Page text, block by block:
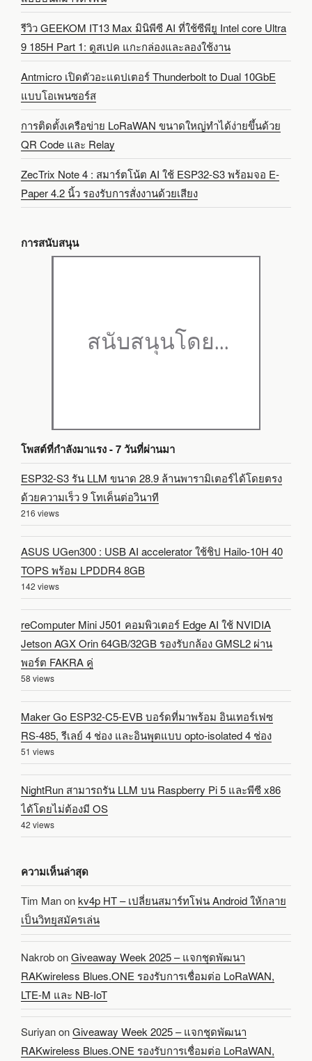
รีวิว GEEKOM IT13 Max มินิพีซี AI ที่ใช้ซีพียู Intel core Ultra
9 185H Part 1: ดูสเปค แกะกล่องและลองใช้งาน
Antmicro เปิดตัวอะแดปเตอร์ Thunderbolt to Dual 10GbE
แบบโอเพนซอร์ส
การติดตั้งเครือข่าย LoRaWAN ขนาดใหญ่ทำได้ง่ายขึ้นด้วย
QR Code และ Relay
ZecTrix Note 4 : สมาร์ตโน้ต AI ใช้ ESP32-S3 พร้อมจอ E-
Paper 4.2 นิ้ว รองรับการสั่งงานด้วยเสียง
การสนับสนุน
โพสต์ที่กำลังมาแรง - 7 วันที่ผ่านมา
ESP32-S3 รัน LLM ขนาด 28.9 ล้านพารามิเตอร์ได้โดยตรง
ด้วยความเร็ว 9 โทเค็นต่อวินาที
216 views
ASUS UGen300 : USB AI accelerator ใช้ชิป Hailo-10H 40
TOPS พร้อม LPDDR4 8GB
142 views
reComputer Mini J501 คอมพิวเตอร์ Edge AI ใช้ NVIDIA
Jetson AGX Orin 64GB/32GB รองรับกล้อง GMSL2 ผ่าน
พอร์ต FAKRA คู่
58 views
Maker Go ESP32-C5-EVB บอร์ดที่มาพร้อม อินเทอร์เฟซ
RS-485, รีเลย์ 4 ช่อง และอินพุตแบบ opto-isolated 4 ช่อง
51 views
NightRun สามารถรัน LLM บน Raspberry Pi 5 และพีซี x86
ได้โดยไม่ต้องมี OS
42 views
ความเห็นล่าสุด
Tim Manonkv4p HT – เปลี่ยนสมาร์ทโฟน Android ให้กลาย
เป็นวิทยุสมัครเล่น
NakrobonGiveaway Week 2025 – แจกชุดพัฒนา
RAKwireless Blues.ONE รองรับการเชื่อมต่อ LoRaWAN,
LTE-M และ NB-IoT
SuriyanonGiveaway Week 2025 – แจกชุดพัฒนา
RAKwireless Blues.ONE รองรับการเชื่อมต่อ LoRaWAN,